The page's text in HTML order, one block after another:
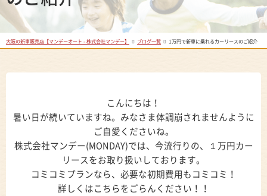
大阪の新車販売店【マンデーオート - 株式会社マンデー】 ブログ一覧 1万円で新車に乗れるカーリースのご紹介
こんにちは！
暑い日が続いていますね。みなさま体調崩されませんように
ご自愛くださいね。
株式会社マンデー(MONDAY)では、今流行りの、１万円カー
リースをお取り扱いしております。
コミコミプランなら、必要な初期費用もコミコミ！
詳しくはこちらをごらんください！！